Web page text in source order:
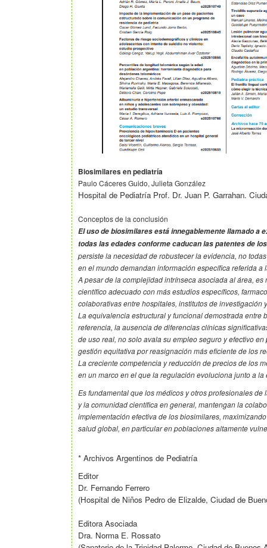
Biosimilares en pediatría
Paulo Cáceres Guido, Julieta González
Hospital de Pediatría Prof. Dr. Juan P. Garrahan.
Conceptos de la conclusión
El uso de biosimilares está innegablemente llamado a
todas las edades conforme caducan las patentes de
persiste la necesidad de robustecer la evidencia, no
en el mundo demandan información específica referida a
A pesar de la complejidad intrínseca asociada al área, es
científico adecuado con más estudios específicos,
colaborativas entre hospitales, institutos de investigación
La equivalencia estructural y funcional demostrada entre
referencia, la ausencia de diferencias clínicas
de uso real, no solo avala su empleo seguro y efectivo
gestión equitativa por reasignación más eficiente de los
La creciente competencia y reducción de precios de los
en un marco en el que la regulación evoluciona junto a
Es fundamental que los médicos y otros profesionales
y la comunidad científica en general, mantengan la
implementación efectiva de los biosimilares,
salud global, en particular en poblaciones altamente
* Archivos Argentinos de Pediatría
Editor
Dr. Fernando Ferrero
(Hospital de Niños Pedro de Elizalde, Ciudad de
Editora Asociada
Dra. Norma E. Rossato